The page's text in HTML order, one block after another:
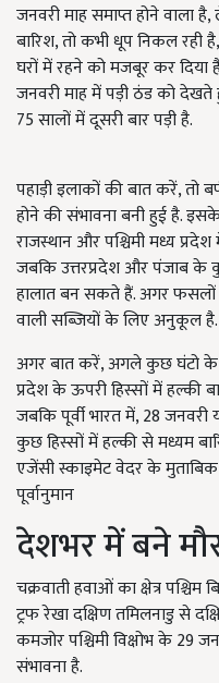
जनवरी माह समाप्त होने वाला
बारिश, तो कभी धूप निकल रही
घरों में रहने को मजबूर कर दिया
जनवरी माह में पड़ी ठंड को
75 सालों में दूसरी बार पड़ी है.
पहाड़ी इलाकों की बात करें, तो
होने की संभावना बनी हुई है.
राजस्थान और पश्चिमी मध्य
जबकि उत्तरप्रदेश और पंजाब के
हालात बन सकते हैं. अगर
वाली सब्जियों के लिए अनुकूल है.
अगर बात करें, अगले कुछ घंटो के
प्रदेश के ऊपरी हिस्सों में हल्की
जबकि पूर्वी भारत में, 28
कुछ हिस्सों में हल्की से मध्यम
एजेंसी स्काइमेट वेदर के
पूर्वानुमान
देशभर में बने
चक्रवाती हवाओं का क्षेत्र
ट्रफ रेखा दक्षिण तमिलनाडु से
कमजोर पश्चिमी विक्षोभ के 29
संभावना है.